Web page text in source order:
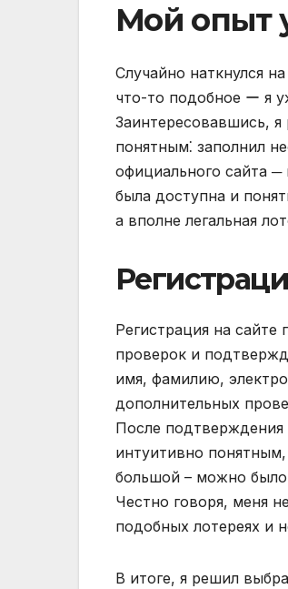
Мой опыт
Случайно наткнулся
что-то подобное ー я
Заинтересовавшись,
понятным⁚ заполнил
официального сайта
была доступна и
а вполне легальная
Регистрация на
проверок и
имя, фамилию,
дополнительных
После подтверждения
интуитивно
большой – можно
Честно говоря, меня
подобных лотереях и
В итоге, я решил